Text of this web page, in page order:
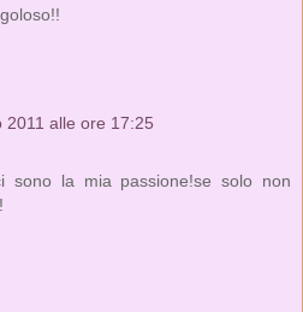
2011 alle ore 17:25
sono la mia passione!se solo non